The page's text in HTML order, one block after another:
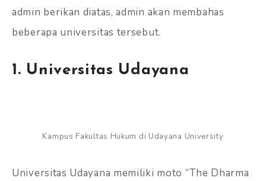
admin berikan diatas, admin akan membahas
beberapa universitas tersebut.
1. Universitas Udayana
Kampus Fakultas Hukum di Udayana University
Universitas Udayana memiliki moto “The Dharma